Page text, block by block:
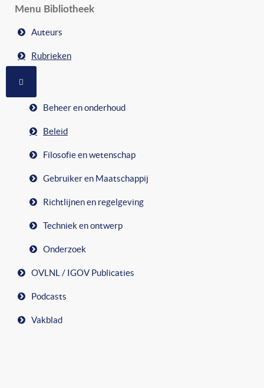
Menu Bibliotheek
Auteurs
Rubrieken
Beheer en onderhoud
Beleid
Filosofie en wetenschap
Gebruiker en Maatschappij
Richtlijnen en regelgeving
Techniek en ontwerp
Onderzoek
OVLNL / IGOV Publicaties
Podcasts
Vakblad